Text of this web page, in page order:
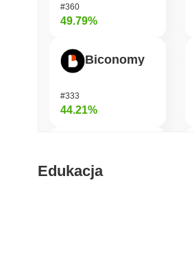
#360
49.79%
Biconomy
#333
44.21%
Edukacja